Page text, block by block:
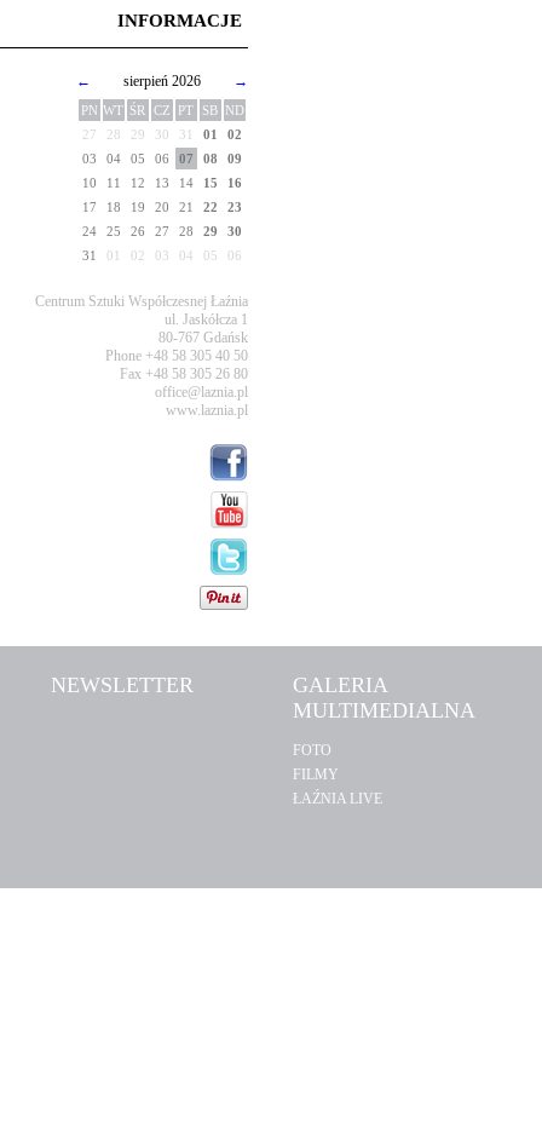
INFORMACJE
← sierpień 2026 →
PN WT ŚR CZ PT SB ND
27
28 29 30 31 01
02
03
04 05 06 07 08
09
10
11 12 13 14 15
16
17
18 19 20 21 22
23
24
25 26 27 28 29
30
31
01 02 03 04 05 06
Centrum Sztuki Współczesnej Łaźnia
ul. Jaskółcza 1
80-767 Gdańsk
Phone +48 58 305 40 50
Fax +48 58 305 26 80
office@laznia.pl
www.laznia.pl
NEWSLETTER
GALERIA
MULTIMEDIALNA
FOTO
FILMY
ŁAŹNIA LIVE